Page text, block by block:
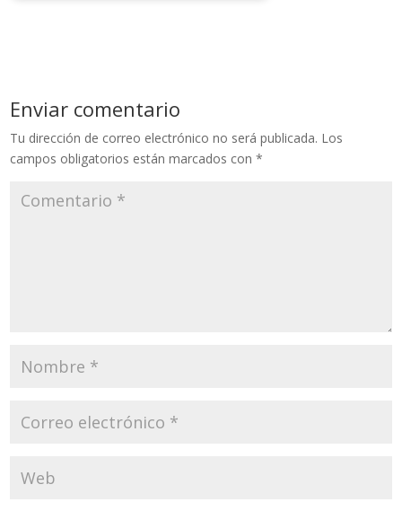
Enviar comentario
Tu dirección de correo electrónico no será publicada. Los
campos obligatorios están marcados con*